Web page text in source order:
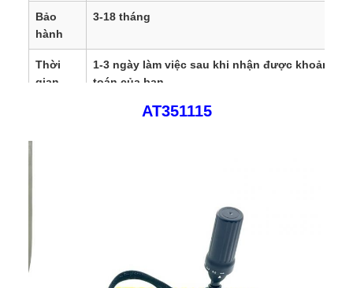
Bảo
hành
3-18 tháng
Thời
gian
1-3 ngày làm việc sau khi nhận được khoản
toán của bạn
Châu Âu, Hoa Kỳ, Canada, Nam Mỹ, Châu Phi,
AT351115